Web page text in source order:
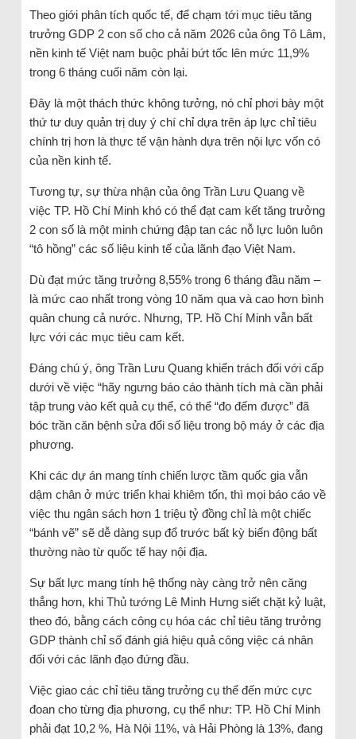
Theo giới phân tích quốc tế, để chạm tới mục tiêu tăng
trưởng GDP 2 con số cho cả năm 2026 của ông Tô Lâm,
nền kinh tế Việt nam buộc phải bứt tốc lên mức 11,9%
trong 6 tháng cuối năm còn lại.
Đây là một thách thức không tưởng, nó chỉ phơi bày một
thứ tư duy quản trị duy ý chí chỉ dựa trên áp lực chỉ tiêu
chính trị hơn là thực tế vận hành dựa trên nội lực vốn có
của nền kinh tế.
Tương tự, sự thừa nhận của ông Trần Lưu Quang về
việc TP. Hồ Chí Minh khó có thể đạt cam kết tăng trưởng
2 con số là một minh chứng đập tan các nỗ lực luôn luôn
“tô hồng” các số liệu kinh tế của lãnh đạo Việt Nam.
Dù đạt mức tăng trưởng 8,55% trong 6 tháng đầu năm –
là mức cao nhất trong vòng 10 năm qua và cao hơn bình
quân chung cả nước. Nhưng, TP. Hồ Chí Minh vẫn bất
lực với các mục tiêu cam kết.
Đáng chú ý, ông Trần Lưu Quang khiển trách đối với cấp
dưới về việc “hãy ngưng báo cáo thành tích mà cần phải
tập trung vào kết quả cụ thể, có thể “đo đếm được” đã
bóc trần căn bệnh sửa đổi số liệu trong bộ máy ở các địa
phương.
Khi các dự án mang tính chiến lược tầm quốc gia vẫn
dậm chân ở mức triển khai khiêm tốn, thì mọi báo cáo về
việc thu ngân sách hơn 1 triệu tỷ đồng chỉ là một chiếc
“bánh vẽ” sẽ dễ dàng sụp đổ trước bất kỳ biến động bất
thường nào từ quốc tế hay nội địa.
Sự bất lực mang tính hệ thống này càng trở nên căng
thẳng hơn, khi Thủ tướng Lê Minh Hưng siết chặt kỷ luật,
theo đó, bằng cách công cụ hóa các chỉ tiêu tăng trưởng
GDP thành chỉ số đánh giá hiệu quả công việc cá nhân
đối với các lãnh đạo đứng đầu.
Việc giao các chỉ tiêu tăng trưởng cụ thể đến mức cực
đoan cho từng địa phương, cụ thể như: TP. Hồ Chí Minh
phải đạt 10,2 %, Hà Nội 11%, và Hải Phòng là 13%, đang